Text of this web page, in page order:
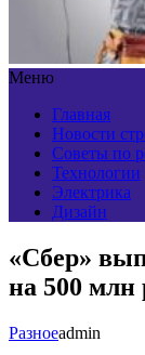
Меню
Главная
Новости
Советы по
Технологии
Электрика
Дизайн
«Сбер»
на 500 млн
Разноеadmin